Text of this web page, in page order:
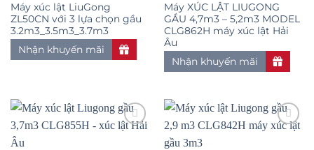
Máy xúc lật LiuGong
ZL50CN với 3 lựa chọn gầu
3.2m3_3.5m3_3.7m3
Nhận khuyến mãi
Máy XÚC LẬT LIUGONG
GẦU 4,7m3 – 5,2m3 MODEL
CLG862H máy xúc lật Hải
Âu
Nhận khuyến mãi